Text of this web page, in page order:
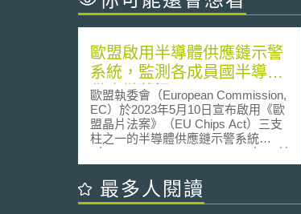
歐盟啟用半導體供應鏈示警
系統，監測各成員國半導體
供應鏈狀況
歐盟執委會（European Commission,
EC）於2023年5月10日宣布啟用《歐
盟晶片法案》（EU Chips Act）三支
柱之一的半導體供應鏈示警系統
（Semiconductor Alert System），其
目的在於監測半導體供應鏈短缺之問
題。 根據《歐盟晶片法案》，歐盟各
成員國的半導體供應鏈主管機關須定
最多人閱讀